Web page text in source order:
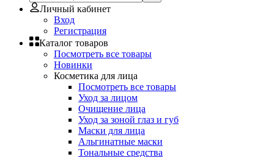
Личный кабинет
Вход
Регистрация
Каталог товаров
Посмотреть все товары
Новинки
Косметика для лица
Посмотреть все товары
Уход за лицом
Очищение лица
Уход за зоной глаз и губ
Маски для лица
Альгинатные маски
Тональные средства